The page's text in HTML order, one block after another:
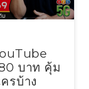
บาท คุ้ม
รบ้าง